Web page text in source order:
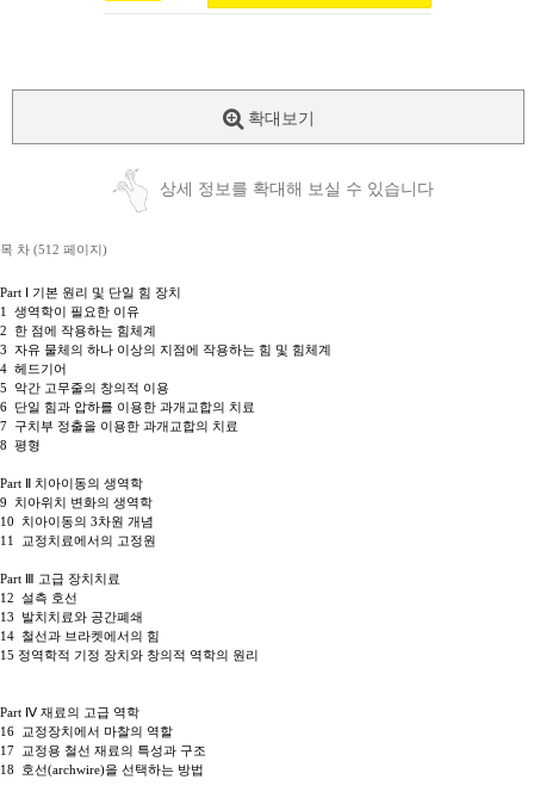
확대보기
상세 정보를 확대해 보실 수 있습니다
목 차 (512 페이지)
Part Ⅰ 기본 원리 및 단일 힘 장치
1 생역학이 필요한 이유
2 한 점에 작용하는 힘체계
3 자유 물체의 하나 이상의 지점에 작용하는 힘 및 힘체계
4 헤드기어
5 악간 고무줄의 창의적 이용
6 단일 힘과 압하를 이용한 과개교합의 치료
7 구치부 정출을 이용한 과개교합의 치료
8 평형
Part Ⅱ 치아이동의 생역학
9 치아위치 변화의 생역학
10 치아이동의 3차원 개념
11 교정치료에서의 고정원
Part Ⅲ 고급 장치치료
12 설측 호선
13 발치치료와 공간폐쇄
14 철선과 브라켓에서의 힘
15 정역학적 기정 장치와 창의적 역학의 원리
Part Ⅳ 재료의 고급 역학
16 교정장치에서 마찰의 역할
17 교정용 철선 재료의 특성과 구조
18 호선(archwire)을 선택하는 방법